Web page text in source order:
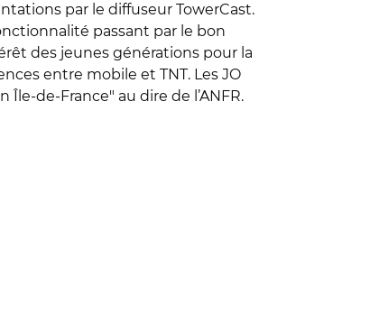
par le diffuseur TowerCast.
passant par le bon
des jeunes générations pour la
entre mobile et TNT. Les JO
de-France" au dire de l’ANFR.